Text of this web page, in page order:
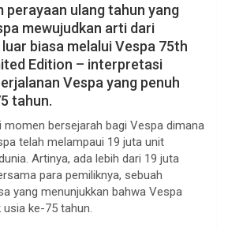
perayaan ulang tahun yang
mewujudkan arti dari
biasa melalui Vespa 75th
Edition – interpretasi
Vespa yang penuh
tahun.
momen bersejarah bagi Vespa dimana
telah melampaui 19 juta unit
Artinya, ada lebih dari 19 juta
para pemiliknya, sebuah
yang menunjukkan bahwa Vespa
ke-75 tahun.